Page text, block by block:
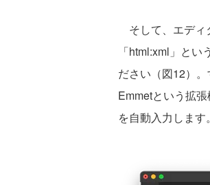
そして、エディ
「html:xml」と
ださい（図12）
Emmetという拡
を自動入力します